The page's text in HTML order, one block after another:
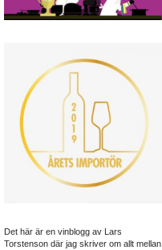
Det här är en vinblogg av Lars
Torstenson där jag skriver om allt mellan